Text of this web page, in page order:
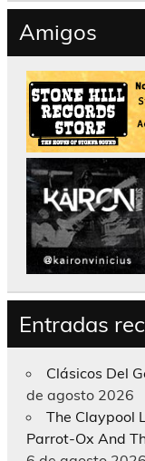
Amigos
Entradas
Clásicos Del
de agosto 2026
The Claypool
Parrot-Ox And